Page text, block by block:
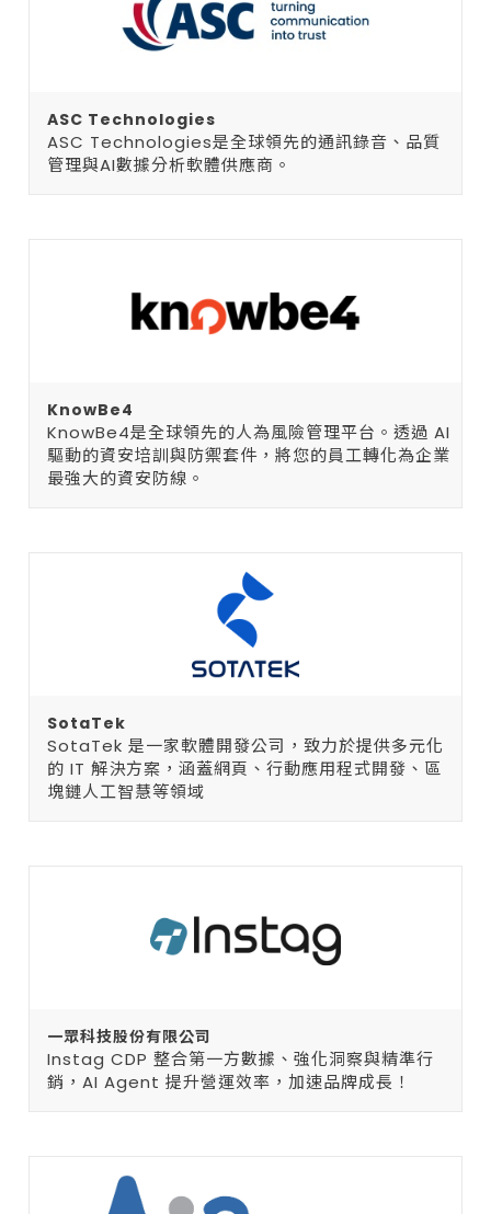
ASC Technologies
ASC Technologies是全球領先的通訊錄音、品質
管理與AI數據分析軟體供應商。
KnowBe4
KnowBe4是全球領先的人為風險管理平台。透過 AI
驅動的資安培訓與防禦套件，將您的員工轉化為企業
最強大的資安防線。
SotaTek
SotaTek 是一家軟體開發公司，致力於提供多元化
的 IT 解決方案，涵蓋網頁、行動應用程式開發、區
塊鏈人工智慧等領域
一眾科技股份有限公司
Instag CDP 整合第一方數據、強化洞察與精準行
銷，AI Agent 提升營運效率，加速品牌成長！